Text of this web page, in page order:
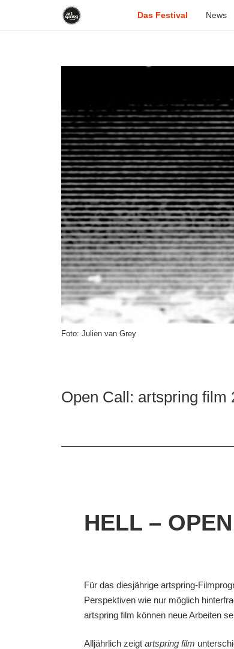
Das Festival News
Foto: Julien van Grey
Open Call: artspring film
HELL –
Für das diesjährige artspring-
Perspektiven wie nur möglich
artspring film können neue Arbeiten
Alljährlich zeigt artspring film